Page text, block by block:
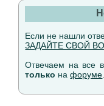
Если не нашли
ЗАДАЙТЕ СВОЙ
Отвечаем на все
только нафоруме